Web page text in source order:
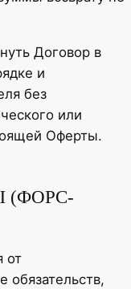
Договор в
и
без
или
Оферты.
(ФОРС-
от
обязательств,